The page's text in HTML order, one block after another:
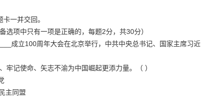
一并交回。
选项中只有一项是正确的，每题2分，共30分）
成立100周年大会在北京举行，中共中央总书记、国家主席习近
牢记使命、矢志不渝为中国崛起更添力量。（ ）
主同盟